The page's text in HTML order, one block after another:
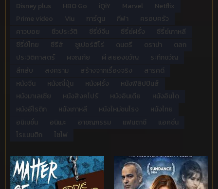
Disney plus
HBO Go iQiY Marvel
Netflix
Prime video
Viu การ์ตูน กีฬา
ครอบครัว
คาวบอย
ชีวประวัติ ซีรี่ย์จีน ซีรี่ย์ฝรั่ง
ซีรี่ย์เกาหลี
ซีรี่ย์ไทย
ซีรีส์ ซูเปอร์ฮีโร่ ดนตรี ดราม่า
ตลก
ประวิติศาสตร์
ผจญภัย ผี สยองขวัญ
ระทึกขวัญ
ลึกลับ
สงคราม สร้างจากเรื่องจริง
สารคดี
หนังจีน
หนังญี่ปุ่น หนังฝรั่ง
หนังฟิลิปปินส์
หนังมาเลเซีย
หนังสิงคโปร์ หนังอินเดีย
หนังอินโด
หนังอีโรติก
หนังเกาหลี หนังใหม่ชนโรง
หนังไทย
อนิเมชั่น
อนิเมะ อาชญกรรม แฟนตาซี
แอคชั่น
โรแมนติก
ไซไฟ